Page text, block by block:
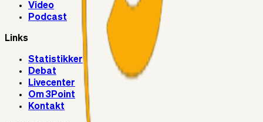
Video
Podcast
Links
Statistikker
Debat
Livecenter
Om 3Point
Kontakt